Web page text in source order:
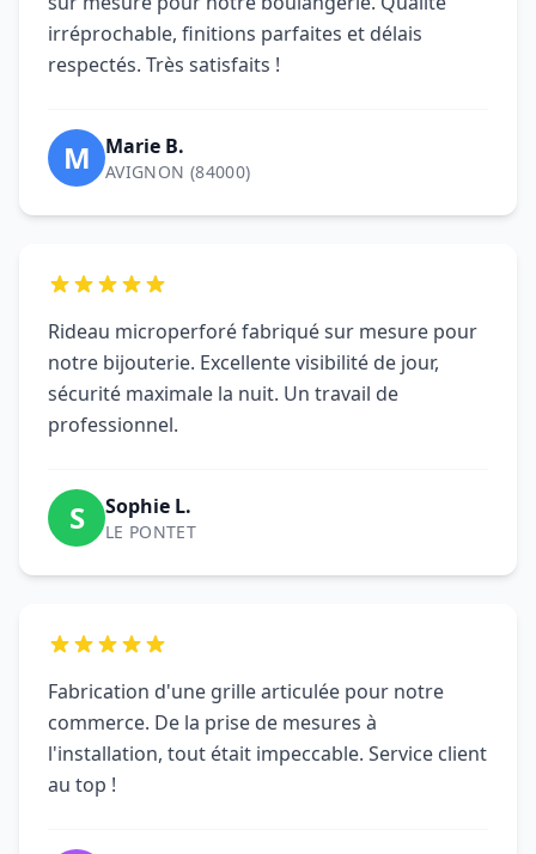
irréprochable, finitions parfaites et délais
respectés. Très satisfaits !
M Marie B.
AVIGNON (84000)
Rideau microperforé fabriqué sur mesure pour
notre bijouterie. Excellente visibilité de jour,
sécurité maximale la nuit. Un travail de
professionnel.
S Sophie L.
LE PONTET
Fabrication d'une grille articulée pour notre
commerce. De la prise de mesures à
l'installation, tout était impeccable. Service client
au top !